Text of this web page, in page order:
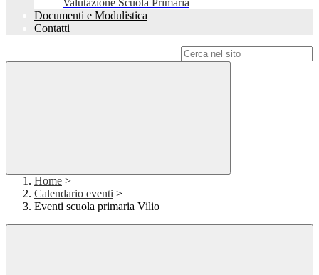
Valutazione Scuola Primaria
Documenti e Modulistica
Contatti
Home >
Calendario eventi >
Eventi scuola primaria Vilio